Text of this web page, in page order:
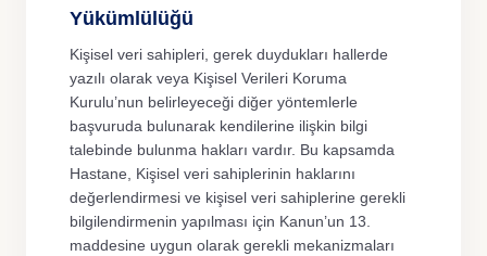
Yükümlülüğü
Kişisel veri sahipleri, gerek duydukları hallerde
yazılı olarak veya Kişisel Verileri Koruma
Kurulu’nun belirleyeceği diğer yöntemlerle
başvuruda bulunarak kendilerine ilişkin bilgi
talebinde bulunma hakları vardır. Bu kapsamda
Hastane, Kişisel veri sahiplerinin haklarını
değerlendirmesi ve kişisel veri sahiplerine gerekli
bilgilendirmenin yapılması için Kanun’un 13.
maddesine uygun olarak gerekli mekanizmaları